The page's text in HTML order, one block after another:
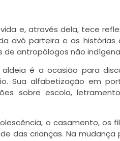
vida e, através dela, tece
avó parteira e as histórias
de antropólogos não
é a ocasião para
Sua alfabetização em
sobre escola,
o casamento, os
das crianças. Na